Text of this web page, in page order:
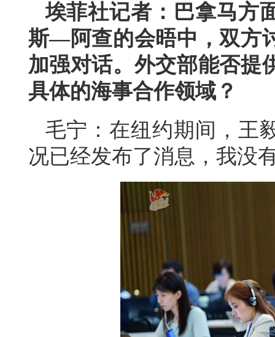
埃菲社记者：巴拿马方
斯—阿查的会晤中，双方
加强对话。外交部能否提
具体的海事合作领域？
毛宁：在纽约期间，王
况已经发布了消息，我没